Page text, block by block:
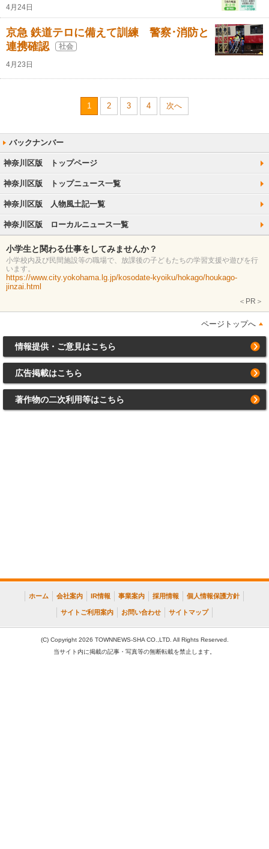
4月24日
京急 鉄道テロに備えて訓練 警察･消防と
連携確認
社会
4月23日
1 2 3 4 次へ
神奈川区版 トップページ
神奈川区版 トップニュース一覧
神奈川区版 人物風土記一覧
神奈川区版 ローカルニュース一覧
小学生と関わる仕事をしてみませんか？
小学校内及び民間施設等の職場で、放課後の子どもたちの学習支援や遊びを行
います。
https://www.city.yokohama.lg.jp/kosodate-kyoiku/hokago/houkago-
jinzai.html
＜PR＞
ページトップへ
情報提供・ご意見はこちら
広告掲載はこちら
著作物の二次利用等はこちら
ホーム 会社案内 IR情報 事業案内 採用情報 個人情報保護方針
サイトご利用案内 お問い合わせ サイトマップ
(C) Copyright 2026 TOWNNEWS-SHA CO.,LTD. All Rights Reserved.
当サイト内に掲載の記事・写真等の無断転載を禁止します。